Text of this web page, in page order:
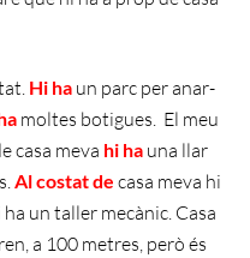
Hi ha un parc per anar-
moltes botigues. El meu
casa meva hi ha una llar
Al costat de casa meva hi
ha un taller mecànic. Casa
a 100 metres, però és